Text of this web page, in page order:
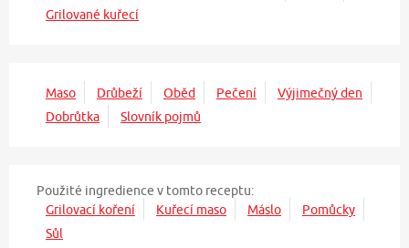
Grilované kuřecí
Maso Drůbeží Oběd Pečení
Výjimečný den
Dobrůtka
Slovník pojmů
Použité ingredience v tomto receptu:
Grilovací koření
Kuřecí maso Máslo
Pomůcky
Sůl